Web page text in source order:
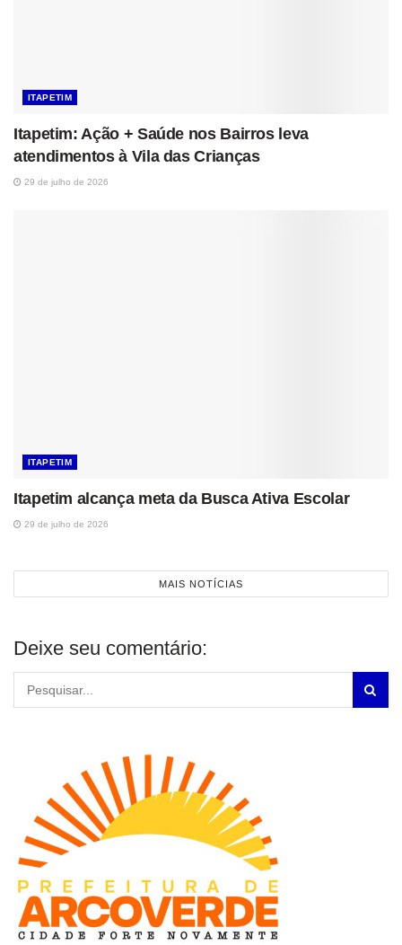
ITAPETIM
Itapetim: Ação + Saúde nos Bairros leva
atendimentos à Vila das Crianças
29 de julho de 2026
ITAPETIM
Itapetim alcança meta da Busca Ativa Escolar
29 de julho de 2026
MAIS NOTÍCIAS
Deixe seu comentário: